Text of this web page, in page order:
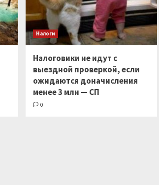
Налоги
Налоговики не идут с
выездной проверкой, если
ожидаются доначисления
менее 3 млн — СП
0